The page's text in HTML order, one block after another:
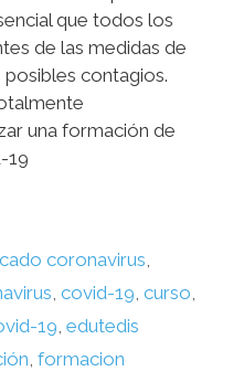
que todos los
de las medidas de
contagios.
una formación de
19
coronavirus
covid-19 curso
19 edutedis
formacion